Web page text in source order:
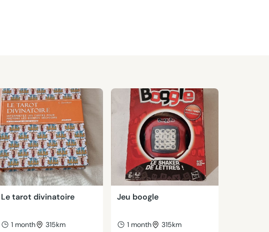
Le tarot divinatoire
1 month 315km
Jeu boogle
1 month 315km